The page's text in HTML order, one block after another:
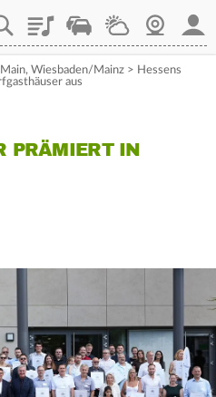
PlaylistStaupilotWetterWebcam
, Wiesbaden/Mainz > Hessens
aus
PRÄMIERT IN